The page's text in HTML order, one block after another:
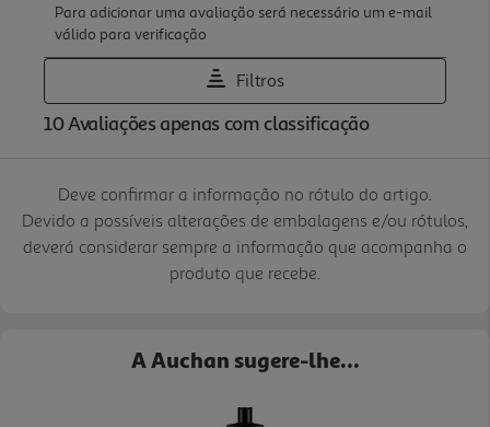
Deve confirmar a informação no rótulo do artigo.
Devido a possíveis alterações de embalagens e/ou rótulos,
deverá considerar sempre a informação que acompanha o
produto que recebe.
A Auchan sugere-lhe...